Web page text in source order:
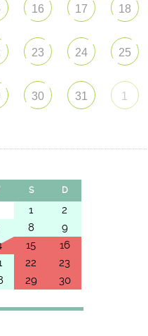
16 17 18
23 24 25
30 31 1
S D
1
2
8
9
15
16
22
23
29
30